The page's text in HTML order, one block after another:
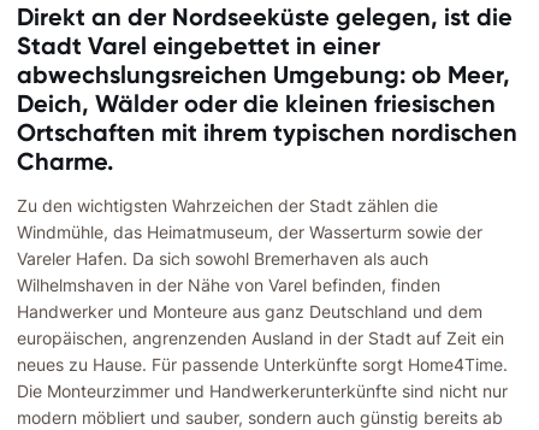
Direkt an der Nordseeküste gelegen, ist die
Stadt Varel eingebettet in einer
abwechslungsreichen Umgebung: ob Meer,
Deich, Wälder oder die kleinen friesischen
Ortschaften mit ihrem typischen nordischen
Charme.
Zu den wichtigsten Wahrzeichen der Stadt zählen die
Windmühle, das Heimatmuseum, der Wasserturm sowie der
Vareler Hafen. Da sich sowohl Bremerhaven als auch
Wilhelmshaven in der Nähe von Varel befinden, finden
Handwerker und Monteure aus ganz Deutschland und dem
europäischen, angrenzenden Ausland in der Stadt auf Zeit ein
neues zu Hause. Für passende Unterkünfte sorgt Home4Time.
Die Monteurzimmer und Handwerkerunterkünfte sind nicht nur
modern möbliert und sauber, sondern auch günstig bereits ab